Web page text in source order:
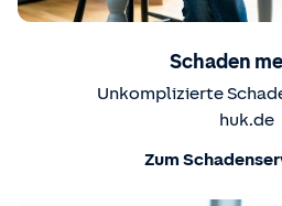
Schaden
Unkomplizierte
huk.de
Zum